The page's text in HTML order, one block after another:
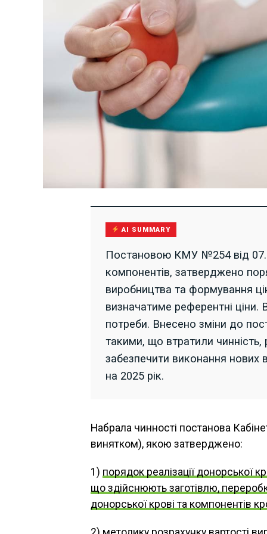
AI SUMMARY
Постановою КМУ №254 від
компонентів, затверджено
виробництва та формування
визначатиме референтні
потреби. Внесено зміни до
такими, що втратили
забезпечити виконання нових
на 2025 рік.
Набрала чинності постанова
винятком), якою затверджено:
1) порядок реалізації донорської
що здійснюють заготівлю,
донорської крові та компонентів